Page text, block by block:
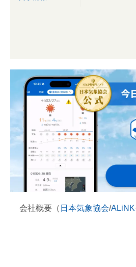
会社概要（ 日本気象協会/ALiNK